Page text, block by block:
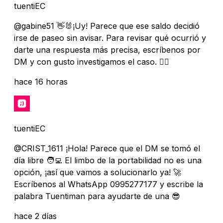
tuentiEC
@gabine51 👋🐰¡Uy! Parece que ese saldo decidió
irse de paseo sin avisar. Para revisar qué ocurrió y
darte una respuesta más precisa, escríbenos por
DM y con gusto investigamos el caso. 🕵️‍♀️
hace 16 horas
tuentiEC
@CRIST_1611 ¡Hola! Parece que el DM se tomó el
día libre 🧑‍💻 El limbo de la portabilidad no es una
opción, ¡así que vamos a solucionarlo ya! 🚀
Escríbenos al WhatsApp 0995277177 y escribe la
palabra Tuentiman para ayudarte de una 😎
hace 2 días